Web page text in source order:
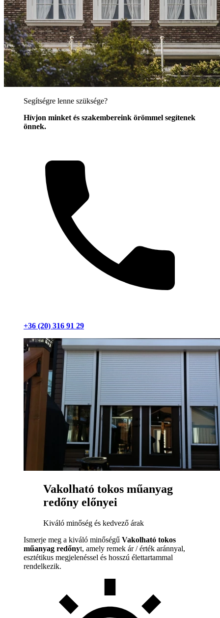
Segítségre lenne szüksége?
Hívjon minket és szakembereink örömmel segítenek
önnek.
+36 (20) 316 91 29
Vakolható tokos műanyag
redőny előnyei
Kiváló minőség és kedvező árak
Ismerje meg a kiváló minőségű Vakolható tokos
műanyag redőnyt, amely remek ár / érték aránnyal,
esztétikus megjelenéssel és hosszú élettartammal
rendelkezik.